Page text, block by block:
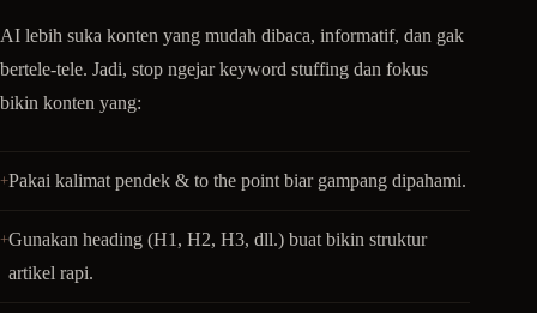
AI lebih suka konten yang mudah dibaca, informatif, dan gak
bertele-tele. Jadi, stop ngejar keyword stuffing dan fokus
bikin konten yang:
Pakai kalimat pendek & to the point biar gampang dipahami.
Gunakan heading (H1, H2, H3, dll.) buat bikin struktur
artikel rapi.